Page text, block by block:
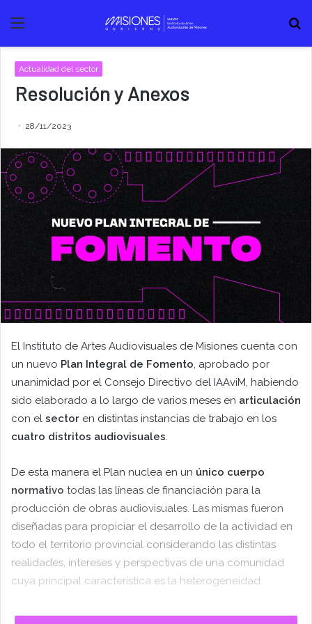
Menú
Actualidad del sector
Resolución y Anexos
28/11/2023
El Instituto de Artes Audiovisuales de Misiones cuenta con
un nuevo Plan Integral de Fomento, aprobado por
unanimidad por el Consejo Directivo del IAAviM, habiendo
sido elaborado a lo largo de varios meses en articulación
con el sector en distintas instancias de trabajo en los
cuatro distritos audiovisuales.
De esta manera el Plan nuclea en un único cuerpo
normativo todas las líneas de financiación para la
producción de obras audiovisuales. Las mismas fueron
diseñadas para propiciar el desarrollo de la actividad en
todo el territorio provincial considerando las distintas
realidades, intereses y perspectivas de una comunidad
cuya principal característica es la heterogeneidad.
Está organizado a partir de dos ejes, de modo de